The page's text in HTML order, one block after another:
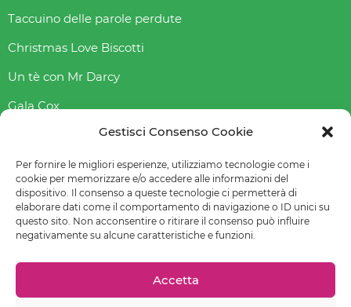
Gestisci Consenso Cookie
Per fornire le migliori esperienze, utilizziamo tecnologie come i
cookie per memorizzare e/o accedere alle informazioni del
dispositivo. Il consenso a queste tecnologie ci permetterà di
elaborare dati come il comportamento di navigazione o ID unici su
questo sito. Non acconsentire o ritirare il consenso può influire
negativamente su alcune caratteristiche e funzioni.
Accetta
Taccuino delle parole perdute
Christmas Love Biscotti
Un tè con Mr Darcy
Gala Cox
Indice gliceAmico
Abbasso l’indice glicemico
© 2022-2023 Raffaella Fenoglio – La mia email è
raffaellafenoglio@yahoo.it